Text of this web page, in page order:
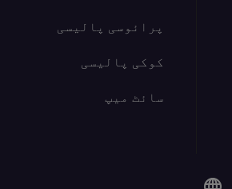
پرائوسی پالیسی
کوکی پالیسی
سائٹ میپ